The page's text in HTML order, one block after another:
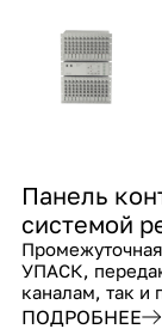
Панель
системой
УПАСК,
каналам, так
ПОДРОБНЕЕ